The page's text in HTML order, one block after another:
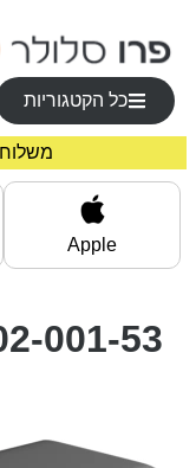
כל הקטגוריות
מחירים
משלוח
Apple
001-53_2